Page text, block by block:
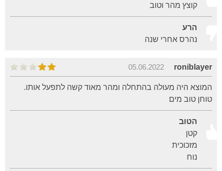
קוצץ מהר וטוב
הרע
נהרס אחרי שנה
roniblayer
05.06.2022
המוצא היה מעולה בהתחלה ומהר מאוד קשה לתפעל אותו.
טוחן טוב מים
הטוב
קטן
מזכוכית
נוח